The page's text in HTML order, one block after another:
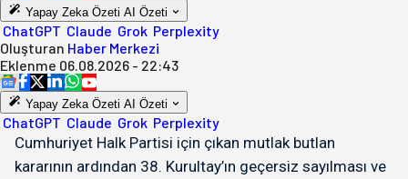
Yapay Zeka Özeti AI Özeti
ChatGPT Claude Grok Perplexity
Oluşturan Haber Merkezi
Eklenme 06.08.2026 - 22:43
Yapay Zeka Özeti AI Özeti
ChatGPT Claude Grok Perplexity
Cumhuriyet Halk Partisi için çıkan mutlak butlan
kararının ardından 38. Kurultay’ın geçersiz sayılması ve